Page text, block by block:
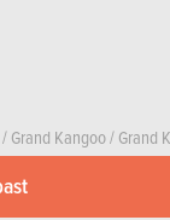
/Grand Kangoo/Grand